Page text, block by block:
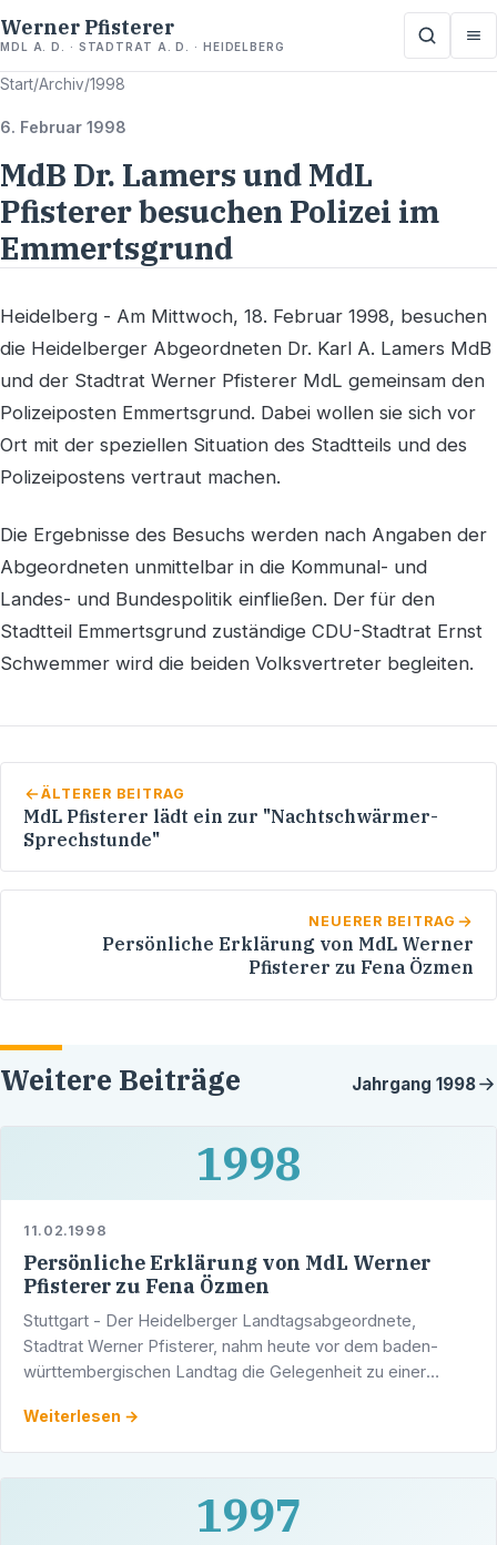
Werner Pfisterer
MDL A. D. · STADTRAT A. D. · HEIDELBERG
Start/Archiv/1998
6. Februar 1998
MdB Dr. Lamers und MdL
Pfisterer besuchen Polizei im
Emmertsgrund
Heidelberg - Am Mittwoch, 18. Februar 1998, besuchen
die Heidelberger Abgeordneten Dr. Karl A. Lamers MdB
und der Stadtrat Werner Pfisterer MdL gemeinsam den
Polizeiposten Emmertsgrund. Dabei wollen sie sich vor
Ort mit der speziellen Situation des Stadtteils und des
Polizeipostens vertraut machen.
Die Ergebnisse des Besuchs werden nach Angaben der
Abgeordneten unmittelbar in die Kommunal- und
Landes- und Bundespolitik einfließen. Der für den
Stadtteil Emmertsgrund zuständige CDU-Stadtrat Ernst
Schwemmer wird die beiden Volksvertreter begleiten.
ÄLTERER BEITRAG
MdL Pfisterer lädt ein zur "Nachtschwärmer-
Sprechstunde"
NEUERER BEITRAG
Persönliche Erklärung von MdL Werner
Pfisterer zu Fena Özmen
Weitere Beiträge Jahrgang 1998
1998
11.02.1998
Persönliche Erklärung von MdL Werner
Pfisterer zu Fena Özmen
Stuttgart - Der Heidelberger Landtagsabgeordnete,
Stadtrat Werner Pfisterer, nahm heute vor dem baden-
württembergischen Landtag die Gelegenheit zu einer
wahr. Hier …
Weiterlesen →
1997